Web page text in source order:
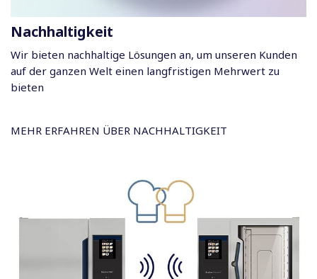
Nachhaltigkeit
Wir bieten nachhaltige Lösungen an, um unseren Kunden
auf der ganzen Welt einen langfristigen Mehrwert zu
bieten
MEHR ERFAHREN ÜBER NACHHALTIGKEIT